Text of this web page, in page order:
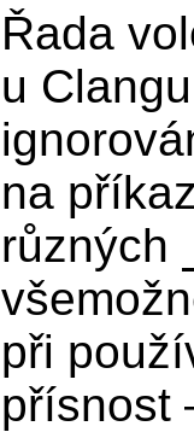
Řada
u
na
různých
při
přísnost